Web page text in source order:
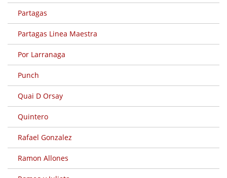
Partagas
Partagas Linea Maestra
Por Larranaga
Punch
Quai D Orsay
Quintero
Rafael Gonzalez
Ramon Allones